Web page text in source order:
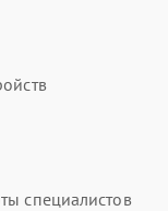
специалистов